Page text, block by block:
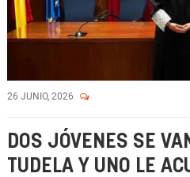
26 JUNIO, 2026
DOS JÓVENES SE
TUDELA Y UNO LE